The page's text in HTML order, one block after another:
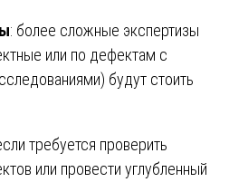
: более сложные экспертизы
или по дефектам с
будут стоить
требуется проверить
или провести углубленный